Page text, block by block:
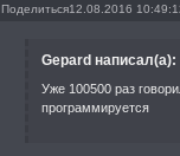
Поделиться12.08.2016
Gepard написал(а):
Уже 100500 раз
программируется